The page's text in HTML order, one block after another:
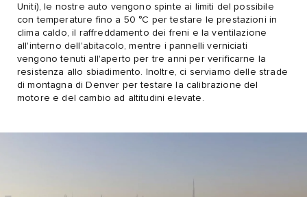
Uniti), le nostre auto vengono spinte ai limiti del possibile
con temperature fino a 50 °C per testare le prestazioni in
clima caldo, il raffreddamento dei freni e la ventilazione
all'interno dell'abitacolo, mentre i pannelli verniciati
vengono tenuti all'aperto per tre anni per verificarne la
resistenza allo sbiadimento. Inoltre, ci serviamo delle strade
di montagna di Denver per testare la calibrazione del
motore e del cambio ad altitudini elevate.